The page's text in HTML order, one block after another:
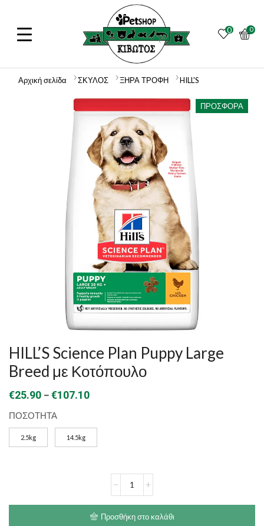
0 0
Αρχική σελίδα ΣΚΥΛΟΣ ΞΗΡΑ ΤΡΟΦΗ HILL'S
ΠΡΟΣΦΟΡΆ
HILL’S Science Plan Puppy Large
Breed με Κοτόπουλο
€25.90 –€107.10Price
€25.90
through
ΠΟΣΟΤΗΤΑ
2.5kg 14.5kg
Science
Large
Προσθήκη στο καλάθι